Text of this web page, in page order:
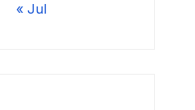
« Jul